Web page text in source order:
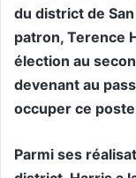
du district de
patron, Terence
élection au
devenant au
occuper ce
Parmi ses